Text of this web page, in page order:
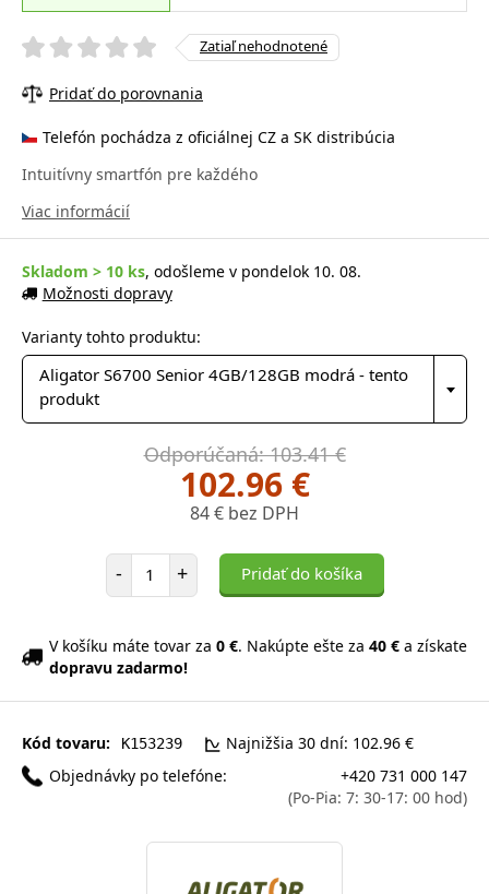
Zatiaľ nehodnotené
Pridať do porovnania
Telefón pochádza z oficiálnej CZ a SK distribúcia
Intuitívny smartfón pre každého
Viac informácií
Skladom > 10 ks, odošleme v pondelok 10. 08.
Možnosti dopravy
Varianty tohto produktu:
Aligator S6700 Senior 4GB/128GB modrá - tento
produkt
Odporúčaná: 103.41 €
102.96 €
84 € bez DPH
- Počet položiek
+ Pridať do košíka
V košíku máte tovar za 0 €. Nakúpte ešte za 40 € a získate
dopravu zadarmo!
Kód tovaru: K153239
Najnižšia 30 dní: 102.96 €
Objednávky po telefóne:
+420 731 000 147
(Po-Pia: 7: 30-17: 00 hod)